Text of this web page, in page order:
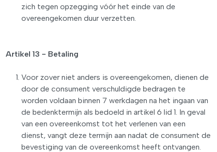
zich tegen opzegging vóór het einde van de
overeengekomen duur verzetten.
Artikel 13 - Betaling
Voor zover niet anders is overeengekomen, dienen de
door de consument verschuldigde bedragen te
worden voldaan binnen 7 werkdagen na het ingaan van
de bedenktermijn als bedoeld in artikel 6 lid 1. In geval
van een overeenkomst tot het verlenen van een
dienst, vangt deze termijn aan nadat de consument de
bevestiging van de overeenkomst heeft ontvangen.